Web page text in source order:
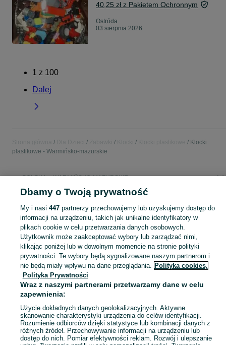
40,25 zł z Pakietem Ochronnym
Ostróda
03 sierpnia 2026
1 z 100
Dalej
Klocki
plastikowe - Warmińsko-mazurskie
POLSKA » WARMIŃSKO-MAZURSKIE
KATEGORIA
domek ogrodowy dla dzieci,basen z kulkami,zabawki ogrodowe
Mapa kategorii
Mapa miejscowości
Mapa ministron
Popularne wyszukiwania
Dbamy o Twoją prywatność
My i nasi 447partnerzy przechowujemy lub uzyskujemy dostęp do
informacji na urządzeniu, takich jak unikalne identyfikatory w
plikach cookie w celu przetwarzania danych osobowych.
Użytkownik może zaakceptować wybory lub zarządzać nimi,
klikając poniżej lub w dowolnym momencie na stronie polityki
prywatności. Te wybory będą sygnalizowane naszym partnerom i
nie będą miały wpływu na dane przeglądania. Polityka cookies,
Polityka Prywatności
Wraz z naszymi partnerami przetwarzamy dane w celu
zapewnienia:
Użycie dokładnych danych geolokalizacyjnych. Aktywne
skanowanie charakterystyki urządzenia do celów identyfikacji.
Rozumienie odbiorców dzięki statystyce lub kombinacji danych z
różnych źródeł. Przechowywanie informacji na urządzeniu lub
dostęp do nich. Pomiar efektywności reklam. Rozwój i ulepszanie